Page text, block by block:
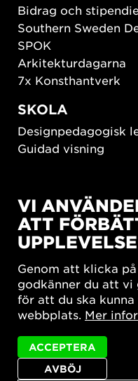
Bidrag och
Southern Sweden
SPOK
Arkitekturdagarna
7x Konsthantverk
SKOLA
Designpedagogisk
Guidad visning
New European
SUSTAINORDIC
Share Future Living
What Matter_s
Integritetspolicy
VI
ATT
UPPLEVELSE
Genom att klicka
godkänner du att vi
för att du ska
webbplats. Mer
AVBÖJ
ACCEPTERA